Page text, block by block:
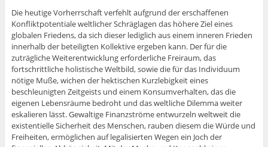
Die heutige Vorherrschaft verfehlt aufgrund der erschaffenen
Konfliktpotentiale weltlicher Schräglagen das höhere Ziel eines
globalen Friedens, da sich dieser lediglich aus einem inneren Frieden
innerhalb der beteiligten Kollektive ergeben kann. Der für die
zuträgliche Weiterentwicklung erforderliche Freiraum, das
fortschrittliche holistische Weltbild, sowie die für das Individuum
nötige Muße, wichen der hektischen Kurzlebigkeit eines
beschleunigten Zeitgeists und einem Konsumverhalten, das die
eigenen Lebensräume bedroht und das weltliche Dilemma weiter
eskalieren lässt. Gewaltige Finanzströme entwurzeln weltweit die
existentielle Sicherheit des Menschen, rauben diesem die Würde und
Freiheiten, ermöglichen auf legalisierten Wegen ein Joch der